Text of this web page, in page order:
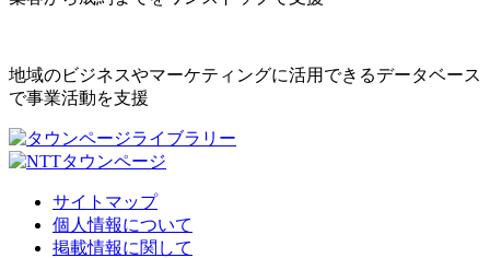
地域のビジネスやマーケティングに活用できるデータベース
で事業活動を支援
サイトマップ
個人情報について
掲載情報に関して